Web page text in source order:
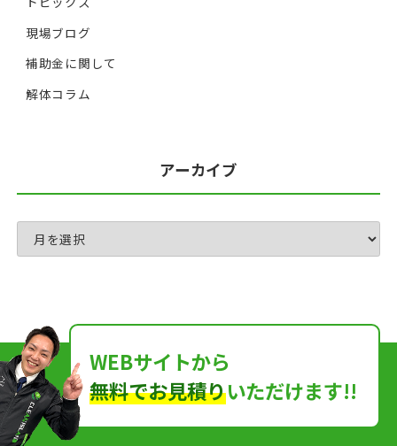
現場ブログ
補助金に関して
解体コラム
アーカイブ
WEBサイトから
無料でお見積りいただけます!!